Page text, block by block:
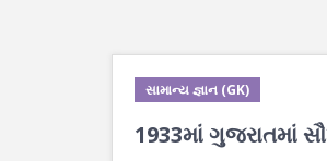
સામાન્ય જ્ઞાન (GK)
1933માં ગુજરાતમાં